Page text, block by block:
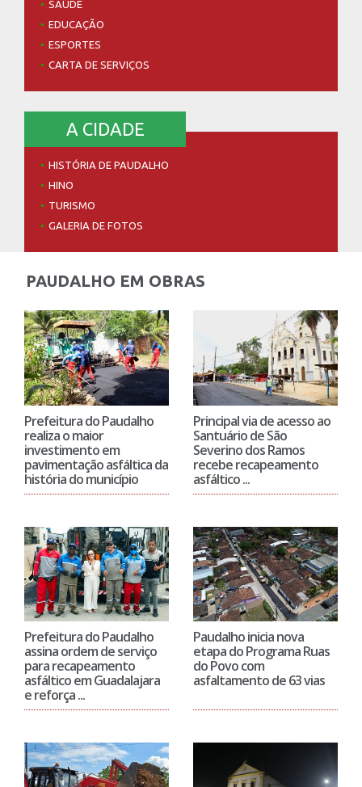
SAÚDE
EDUCAÇÃO
ESPORTES
CARTA DE SERVIÇOS
A CIDADE
HISTÓRIA DE PAUDALHO
HINO
TURISMO
GALERIA DE FOTOS
PAUDALHO EM OBRAS
Prefeitura do Paudalho
realiza o maior
investimento em
pavimentação asfáltica da
história do município
Principal via de acesso ao
Santuário de São
Severino dos Ramos
recebe recapeamento
asfáltico ...
Prefeitura do Paudalho
assina ordem de serviço
para recapeamento
asfáltico em Guadalajara
e reforça ...
Paudalho inicia nova
etapa do Programa Ruas
do Povo com
asfaltamento de 63 vias